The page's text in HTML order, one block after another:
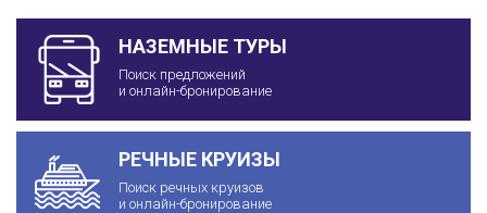
НАЗЕМНЫЕ ТУРЫ
Поиск предложений
и онлайн-бронирование
РЕЧНЫЕ КРУИЗЫ
Поиск речных круизов
и онлайн-бронирование